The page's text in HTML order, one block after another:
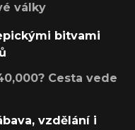
války
bitvami
Cesta vede
vzdělání i